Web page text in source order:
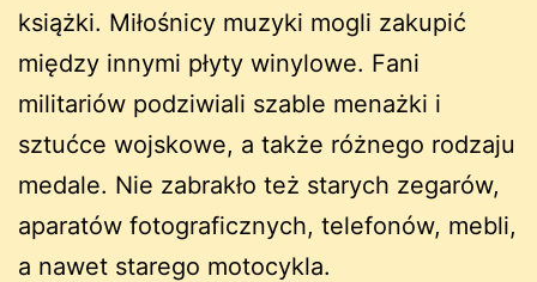
książki. Miłośnicy muzyki mogli zakupić
między innymi płyty winylowe. Fani
militariów podziwiali szable menażki i
sztućce wojskowe, a także różnego rodzaju
medale. Nie zabrakło też starych zegarów,
aparatów fotograficznych, telefonów, mebli,
a nawet starego motocykla.